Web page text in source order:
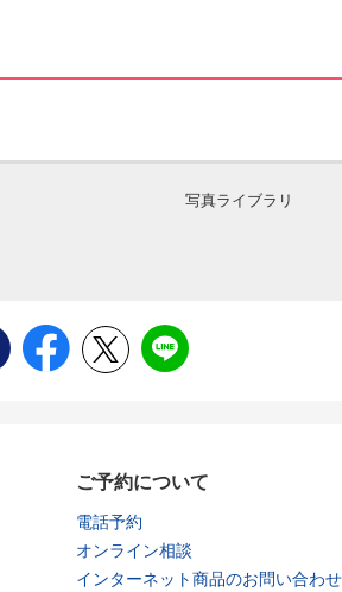
写真ライブラリ
ご予約について
電話予約
オンライン相談
インターネット商品のお問い合わせ